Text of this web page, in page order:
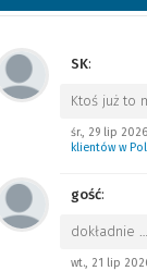
SK:
Ktoś już to
śr., 29 lip
klientów w
gość:
dokładnie …
wt., 21 lip